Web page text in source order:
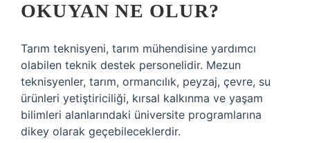
OKUYAN NE OLUR?
Tarım teknisyeni, tarım mühendisine yardımcı
olabilen teknik destek personelidir. Mezun
teknisyenler, tarım, ormancılık, peyzaj, çevre, su
ürünleri yetiştiriciliği, kırsal kalkınma ve yaşam
bilimleri alanlarındaki üniversite programlarına
dikey olarak geçebileceklerdir.